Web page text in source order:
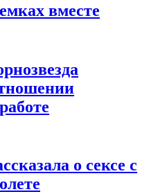
вместе
о сексе с